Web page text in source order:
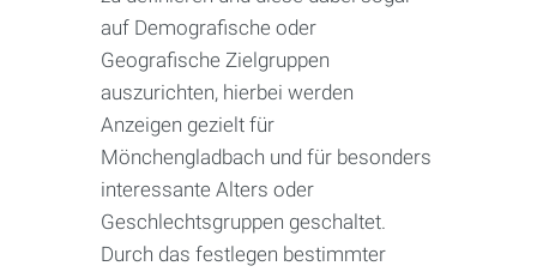
auf Demografische oder
Geografische Zielgruppen
auszurichten, hierbei werden
Anzeigen gezielt für
Mönchengladbach und für besonders
interessante Alters oder
Geschlechtsgruppen geschaltet.
Durch das festlegen bestimmter